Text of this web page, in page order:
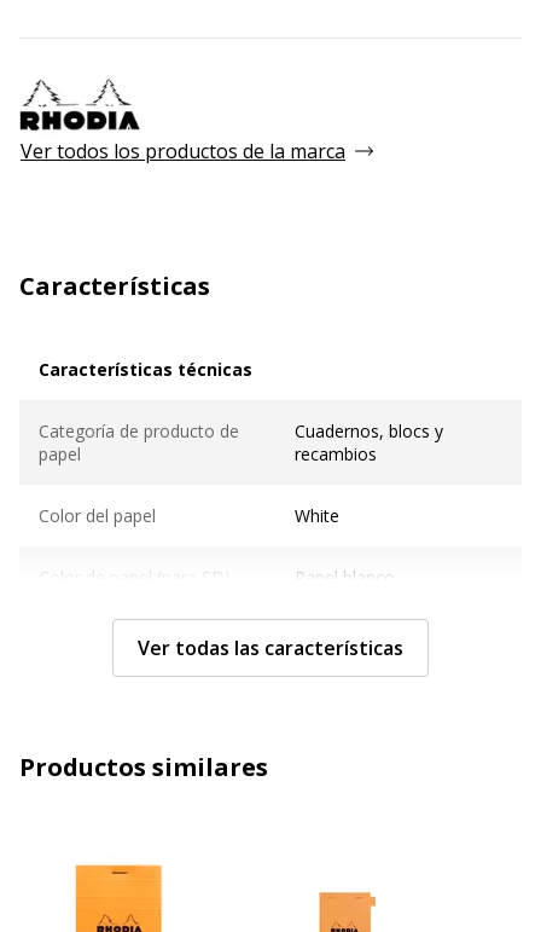
Ver todos los productos de la marca
Características
Características técnicas
Categoría de producto de
papel
Cuadernos, blocs y
recambios
Color del papel White
Color de papel (para SD) Papel blanco
A6 (10,5 x 14,8 cm)
Material del producto
Ver todas las características
Productos similares